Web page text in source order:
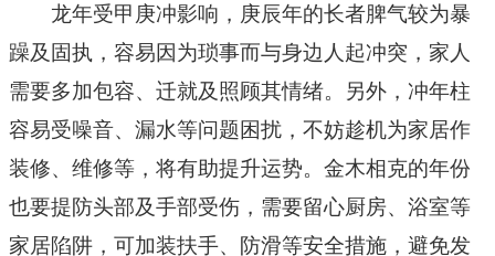
龙年受甲庚冲影响，庚辰年的长者脾气较为暴
躁及固执，容易因为琐事而与身边人起冲突，家人
需要多加包容、迁就及照顾其情绪。另外，冲年柱
容易受噪音、漏水等问题困扰，不妨趁机为家居作
装修、维修等，将有助提升运势。金木相克的年份
也要提防头部及手部受伤，需要留心厨房、浴室等
家居陷阱，可加装扶手、防滑等安全措施，避免发